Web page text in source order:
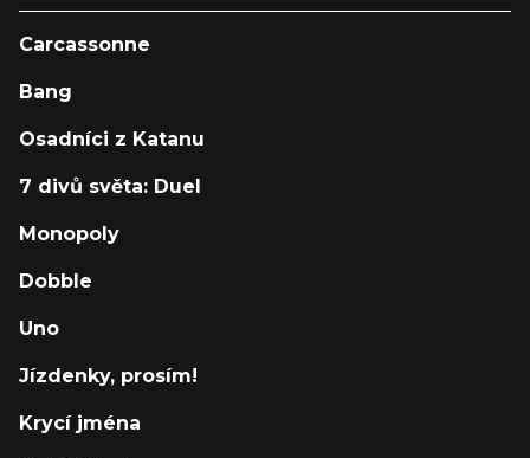
Carcassonne
Bang
Osadníci z Katanu
7 divů světa: Duel
Monopoly
Dobble
Uno
Jízdenky, prosím!
Krycí jména